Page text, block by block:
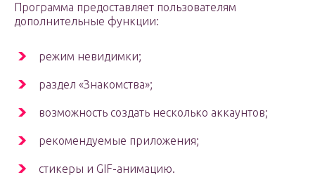
Программа предоставляет пользователям
дополнительные функции:
режим невидимки;
раздел «Знакомства»;
возможность создать несколько аккаунтов;
рекомендуемые приложения;
стикеры и GIF-анимацию.